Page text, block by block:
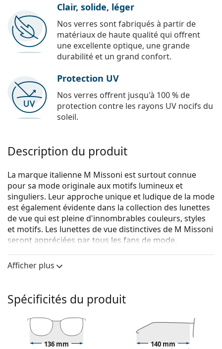
Clair, solide, léger
Nos verres sont fabriqués à partir de
matériaux de haute qualité qui offrent
une excellente optique, une grande
durabilité et un grand confort.
Protection UV
Nos verres offrent jusqu'à 100 % de
protection contre les rayons UV nocifs du
soleil.
Description du produit
La marque italienne M Missoni est surtout connue
pour sa mode originale aux motifs lumineux et
singuliers. Leur approche unique et ludique de la mode
est également évidente dans la collection des lunettes
de vue qui est pleine d'innombrables couleurs, styles
et motifs. Les lunettes de vue distinctives de M Missoni
seront appréciées par tous les fans de mode.
M Missoni MMI 0023 S45 16 55sont des lunettes pour
femmes.
La couleur rose de la monture s'accorde
châtain clair ou blonds clairs.
Les montures pilotes sont un choix idéal pour les
personnes ayant une forme de visage carrée, ovale
Afficher plus
Spécificités du produit
136 mm 140 mm